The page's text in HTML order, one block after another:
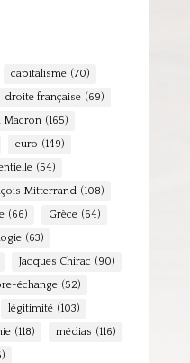
capitalisme (70)
droite française (69)
Macron (165)
euro (149)
(54)
Mitterrand (108)
(66) Grèce (64)
(63)
Jacques Chirac (90)
échange (52)
légitimité (103)
(118) médias (116)